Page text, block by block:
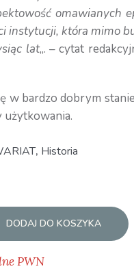
omawianych
instytucji, która
lat„. – cytat
w bardzo dobrym
użytkowania.
, Historia
DODAJ DO KOSZYKA
PWN